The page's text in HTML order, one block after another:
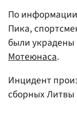
По
Пика,
были
Мотеюнаса.
Инцидент
сборных